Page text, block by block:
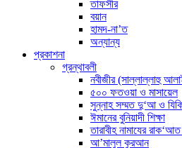
তাফসীর
বয়ান
হামদ-না’ত
অন্যান্য
প্রকাশনা
গ্রন্থাবলী
নবীজীর (সাল্লাল্লাহু
৫০০ ফতওয়া ও মাসায়েল
সুন্নাহ সম্মত দু‘আ ও
ঈমানের বুনিয়াদী শিক্ষা
তারাবীহ নামাযের
আ’মালুল কুরআন